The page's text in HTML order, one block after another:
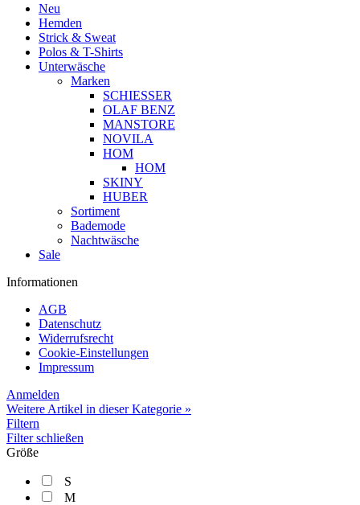
Neu
Hemden
Strick & Sweat
Polos & T-Shirts
Unterwäsche
Marken
SCHIESSER
OLAF BENZ
MANSTORE
NOVILA
HOM
HOM
SKINY
HUBER
Sortiment
Bademode
Nachtwäsche
Sale
Informationen
AGB
Datenschutz
Widerrufsrecht
Cookie-Einstellungen
Impressum
Anmelden
Weitere Artikel in dieser Kategorie »
Filtern
Filter schließen
Größe
S
M